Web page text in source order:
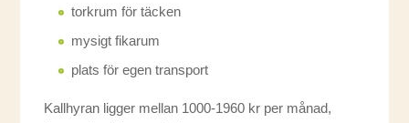
torkrum för täcken
mysigt fikarum
plats för egen transport
Kallhyran ligger mellan 1000-1960 kr per månad,